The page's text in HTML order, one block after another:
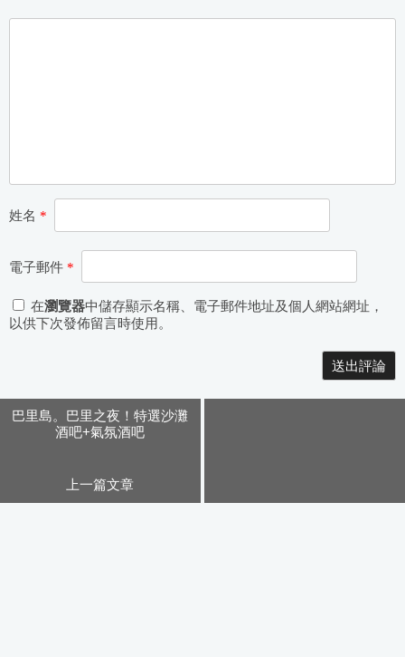
姓名 *
電子郵件 *
在瀏覽器中儲存顯示名稱、電子郵件地址及個人網站網址，
以供下次發佈留言時使用。
巴里島。巴里之夜！特選沙灘
酒吧+氣氛酒吧
上一篇文章